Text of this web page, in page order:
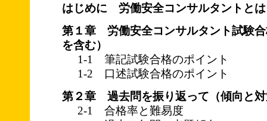
はじめに 労働安全コンサルタントとは
第１章 労働安全コンサルタント試験
を含む）
1-1 筆記試験合格のポイント
1-2 口述試験合格のポイント
第２章 過去問を振り返って（傾向と
2-1 合格率と難易度